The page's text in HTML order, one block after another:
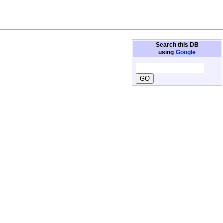
Search this DB
using Google